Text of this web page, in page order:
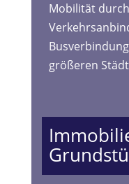
Mobilität
größeren